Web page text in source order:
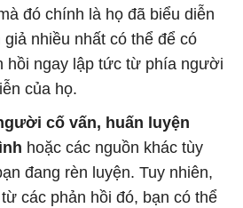
đó chính là họ đã biểu diễn
nhiều nhất có thể để có
hồi ngay lập tức từ phía người
của họ.
cố vấn, huấn luyện
hoặc các nguồn khác tùy
đang rèn luyện. Tuy nhiên,
các phản hồi đó, bạn có thể